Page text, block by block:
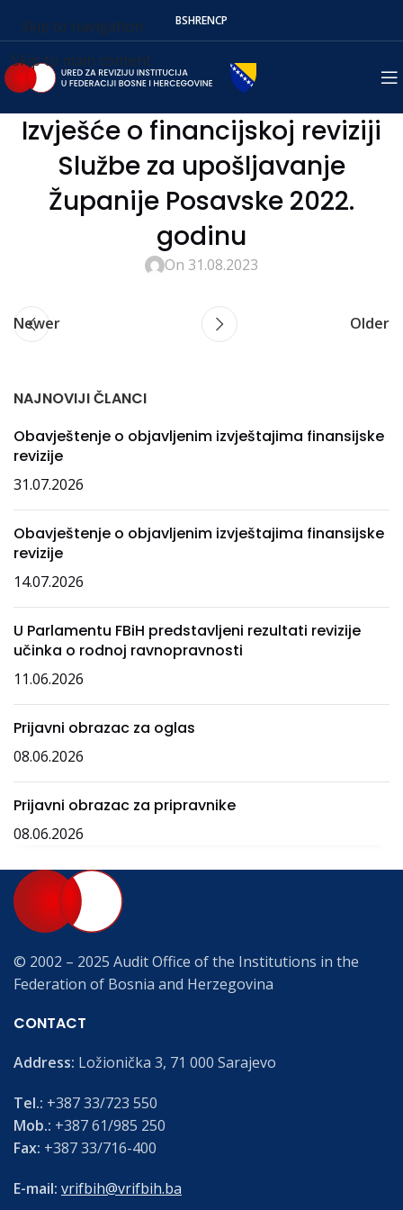
Skip to navigation
Skip to main content
BSHRENСР
Izvješće o financijskoj reviziji
Službe za upošljavanje
Županije Posavske 2022.
godinu
On 31.08.2023
Newer Older
NAJNOVIJI ČLANCI
Obavještenje o objavljenim izvještajima finansijske
revizije
31.07.2026
Obavještenje o objavljenim izvještajima finansijske
revizije
14.07.2026
U Parlamentu FBiH predstavljeni rezultati revizije
učinka o rodnoj ravnopravnosti
11.06.2026
Prijavni obrazac za oglas
08.06.2026
Prijavni obrazac za pripravnike
08.06.2026
© 2002 – 2025 Audit Office of the Institutions in the
Federation of Bosnia and Herzegovina
CONTACT
Address: Ložionička 3, 71 000 Sarajevo
Tel.: +387 33/723 550
Mob.: +387 61/985 250
Fax: +387 33/716-400
E-mail: vrifbih@vrifbih.ba